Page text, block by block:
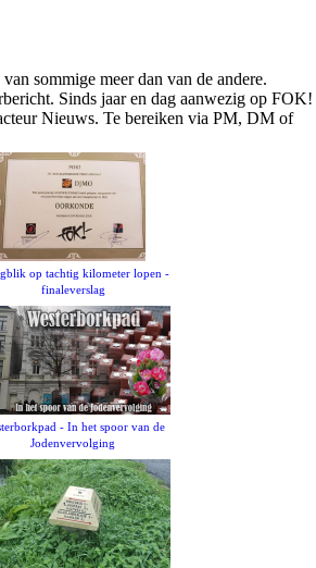
sommige meer dan van de andere.
Sinds jaar en dag aanwezig op FOK!
Nieuws. Te bereiken via PM, DM of
op tachtig kilometer lopen -
finaleverslag
- In het spoor van de
Jodenvervolging